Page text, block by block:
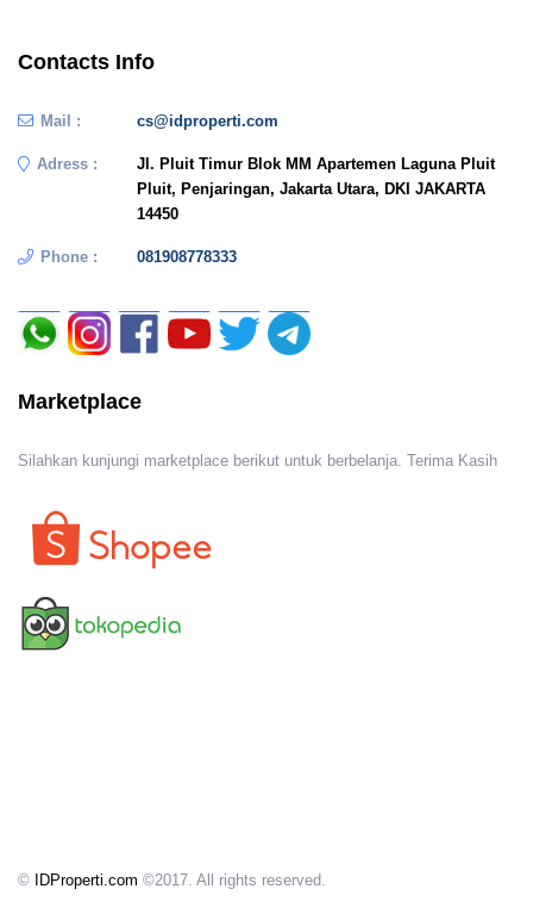
Contacts Info
Mail : cs@idproperti.com
Adress :
Jl. Pluit Timur Blok MM Apartemen Laguna Pluit
Pluit, Penjaringan, Jakarta Utara, DKI JAKARTA
14450
Phone : 081908778333
Marketplace
Silahkan kunjungi marketplace berikut untuk berbelanja. Terima Kasih
© IDProperti.com ©2017. All rights reserved.